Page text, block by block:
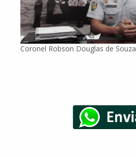
Coronel Robson Douglas de Souza